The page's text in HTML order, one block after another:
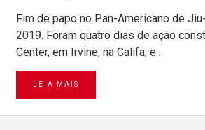
Fim de papo no Pan-Americano de
2019. Foram quatro dias de ação
Center, em Irvine, na Califa, e…
LEIA MAIS